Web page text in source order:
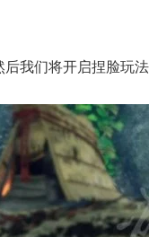
我们将开启捏脸玩